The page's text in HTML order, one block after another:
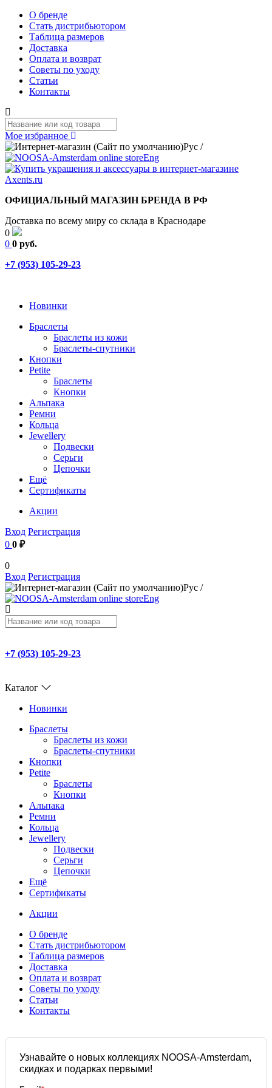
О бренде
Стать дистрибьютором
Таблица размеров
Доставка
Оплата и возврат
Советы по уходу
Статьи
Контакты
Мое избранное
Рус /
Eng
ОФИЦИАЛЬНЫЙ МАГАЗИН БРЕНДА В РФ
Доставка по всему миру со склада в Краснодаре
0
0 0 руб.
+7 (953) 105-29-23
Новинки
Браслеты
Браслеты из кожи
Браслеты-спутники
Кнопки
Petite
Браслеты
Кнопки
Альпака
Ремни
Кольца
Jewellery
Подвески
Серьги
Цепочки
Ещё
Сертификаты
Акции
Вход Регистрация
0 0 ₽
0
Вход Регистрация
Рус /
Eng
+7 (953) 105-29-23
Каталог
Новинки
Браслеты
Браслеты из кожи
Браслеты-спутники
Кнопки
Petite
Браслеты
Кнопки
Альпака
Ремни
Кольца
Jewellery
Подвески
Серьги
Цепочки
Ещё
Сертификаты
Акции
О бренде
Стать дистрибьютором
Таблица размеров
Доставка
Оплата и возврат
Советы по уходу
Статьи
Контакты
Узнавайте о новых коллекциях NOOSA-Amsterdam,
скидках и подарках первыми!